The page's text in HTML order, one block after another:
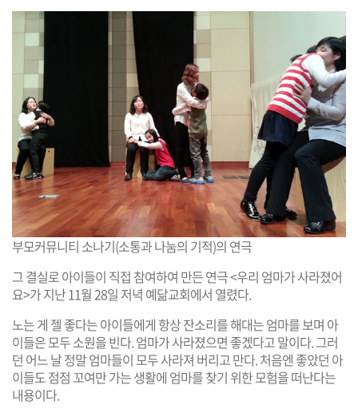
부모커뮤니티 소나기(소통과 나눔의 기적)의 연극
그 결실로 아이들이 직접 참여하여 만든 연극 <우리 엄마가 사라졌어
요>가 지난 11월 28일 저녁 예닮교회에서 열렸다.
노는 게 젤 좋다는 아이들에게 항상 잔소리를 해대는 엄마를 보며 아
이들은 모두 소원을 빈다. 엄마가 사라졌으면 좋겠다고 말이다. 그러
던 어느 날 정말 엄마들이 모두 사라져 버리고 만다. 처음엔 좋았던 아
이들도 점점 꼬여만 가는 생활에 엄마를 찾기 위한 모험을 떠난다는
내용이다.